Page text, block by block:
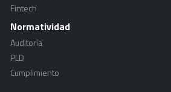
Fintech
Normatividad
Auditoría
PLD
Cumplimiento